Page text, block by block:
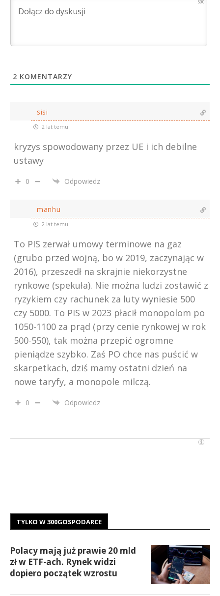
500
2 KOMENTARZY
sisi
2 lat temu
kryzys spowodowany przez UE i ich debilne
ustawy
0 Odpowiedz
manhu
2 lat temu
To PIS zerwał umowy terminowe na gaz
(grubo przed wojną, bo w 2019, zaczynając w
2016), przeszedł na skrajnie niekorzystne
rynkowe (spekuła). Nie można ludzi zostawić z
ryzykiem czy rachunek za luty wyniesie 500
czy 5000. To PIS w 2023 płacił monopolom po
1050-1100 za prąd (przy cenie rynkowej w rok
500-550), tak można przepić ogromne
pieniądze szybko. Zaś PO chce nas puścić w
skarpetkach, dziś mamy ostatni dzień na
nowe taryfy, a monopole milczą.
0 Odpowiedz
TYLKO W 300GOSPODARCE
Polacy mają już prawie 20 mld
zł w ETF-ach. Rynek widzi
dopiero początek wzrostu